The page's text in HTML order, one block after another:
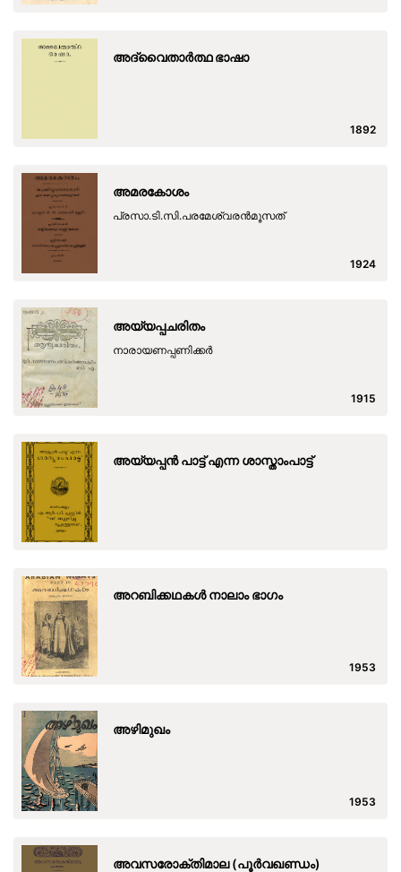
അദ്വൈതാര്‍ത്ഥ ഭാഷാ
1892
അമരകോശം
പ്രസാ.ടി.സി.പരമേശ്വരന്‍മൂസത്
1924
അയ്യപ്പചരിതം
നാരായണപ്പണിക്കർ
1915
അയ്യപ്പന്‍ പാട്ട് എന്ന ശാസ്താംപാട്ട്
അറബിക്കഥകള്‍ നാലാം ഭാഗം
1953
അഴിമുഖം
1953
അവസരോക്തിമാല (പൂര്‍വഖണ്ഡം)